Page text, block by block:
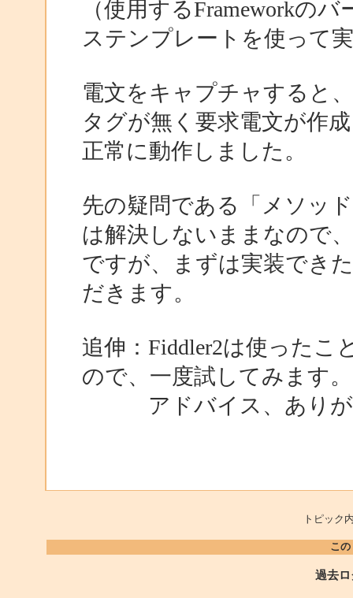
（使用するFrameworkの
ステンプレートを使って
電文をキャプチャすると
タグが無く要求電文が作
正常に動作しました。
先の疑問である「メソッ
は解決しないままなので
ですが、まずは実装でき
だきます。
追伸：Fiddler2は使ったこ
ので、一度試してみます。
アドバイス、ありが
トピッ
こ
過去